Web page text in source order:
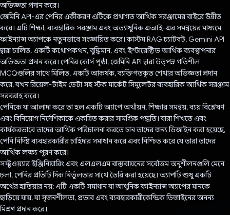
অভিজ্ঞতা প্রদান করে।
জেমিনি API-এর পেনির একীকরণ এটিকে প্রথাগত আর্থিক সরঞ্জামের বাইরে উন্নীত
করে। এটি শিক্ষা, ব্যবহারিক সরঞ্জাম এবং অত্যাধুনিক এআই-এর সমন্বয়ের মাধ্যমে
ফাইন্যান্স অ্যাপকে নতুনভাবে সংজ্ঞায়িত করে। কাস্টম RAG চ্যাটবট, Gemini API
দ্বারা চালিত, একটি কথোপকথন, বুদ্ধিমান, এবং ইন্টারেক্টিভ আর্থিক ব্যবস্থাপনার
অভিজ্ঞতা প্রদান করে। পেনির কোর্স পৃষ্ঠা, জেমিনি API দ্বারা উত্পন্ন গতিশীল
MCQগুলির সাথে মিলিত, একটি আকর্ষক, ব্যক্তিগতকৃত শেখার অভিজ্ঞতা প্রদান
করে, যখন রিয়েল-টাইম ডেটা সহ স্টক মার্কেট সিমুলেটর ব্যবহারিক আর্থিক সরঞ্জাম
সরবরাহ করে।
পেনিকে যা আলাদা করে তা হল একটি অ্যাপে অর্থায়ন, শিক্ষার সমন্বয়, ব্যয় বিশ্লেষণ
এবং বিনিয়োগ নির্দেশিকাকে একত্রিত করার সামগ্রিক পদ্ধতি। যারা শিখতে এবং
কার্যকরভাবে তাদের আর্থিক পরিচালনা করতে চান তাদের জন্য ডিজাইন করা হয়েছে,
পেনি নির্দিষ্ট ব্যবহারকারীর চাহিদার সমাধান করে এবং নিশ্চিত করে যে তারা তাদের
আর্থিক লক্ষ্য পূরণ করে।
সফ্টওয়্যার ইঞ্জিনিয়ারিং এবং এলএলএম বাস্তবায়নের সর্বোত্তম অনুশীলনগুলি মেনে
চলা, পেনির প্রতিটি দিক নির্ভুলতার সাথে তৈরি করা হয়েছে। অ্যাপটি শুধু একটি
অর্থের হাতিয়ার নয়; এটি একটি সমাধান যা আধুনিক ফাইন্যান্স অ্যাপের মানকে
ছাড়িয়ে যায়, যা সৃজনশীলতা, প্রভাব এবং ব্যবহারকারীকেন্দ্রিক ডিজাইনের অনন্য
মিশ্রণ প্রদান করে।